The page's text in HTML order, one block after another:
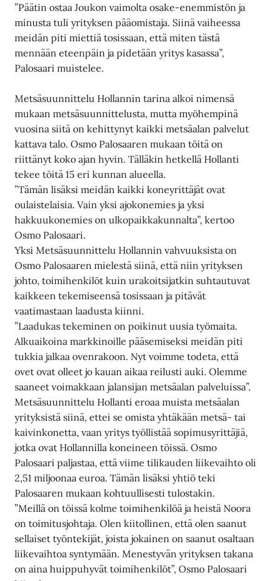
”Päätin ostaa Joukon vaimolta osake-enemmistön ja
minusta tuli yrityksen pääomistaja. Siinä vaiheessa
meidän piti miettiä tosissaan, että miten tästä
mennään eteenpäin ja pidetään yritys kasassa”,
Palosaari muistelee.
Metsäsuunnittelu Hollannin tarina alkoi nimensä
mukaan metsäsuunnittelusta, mutta myöhempinä
vuosina siitä on kehittynyt kaikki metsäalan palvelut
kattava talo. Osmo Palosaaren mukaan töitä on
riittänyt koko ajan hyvin. Tälläkin hetkellä Hollanti
tekee töitä 15 eri kunnan alueella.
”Tämän lisäksi meidän kaikki koneyrittäjät ovat
oulaistelaisia. Vain yksi ajokonemies ja yksi
hakkuukonemies on ulkopaikkakunnalta”, kertoo
Osmo Palosaari.
Yksi Metsäsuunnittelu Hollannin vahvuuksista on
Osmo Palosaaren mielestä siinä, että niin yrityksen
johto, toimihenkilöt kuin urakoitsijatkin suhtautuvat
kaikkeen tekemiseensä tosissaan ja pitävät
vaatimastaan laadusta kiinni.
”Laadukas tekeminen on poikinut uusia työmaita.
Alkuaikoina markkinoille pääsemiseksi meidän piti
tukkia jalkaa ovenrakoon. Nyt voimme todeta, että
ovet ovat olleet jo kauan aikaa reilusti auki. Olemme
saaneet voimakkaan jalansijan metsäalan palveluissa”.
Metsäsuunnittelu Hollanti eroaa muista metsäalan
yrityksistä siinä, ettei se omista yhtäkään metsä- tai
kaivinkonetta, vaan yritys työllistää sopimusyrittäjiä,
jotka ovat Hollannilla koneineen töissä. Osmo
Palosaari paljastaa, että viime tilikauden liikevaihto oli
2,51 miljoonaa euroa. Tämän lisäksi yhtiö teki
Palosaaren mukaan kohtuullisesti tulostakin.
”Meillä on töissä kolme toimihenkilöä ja heistä Noora
on toimitusjohtaja. Olen kiitollinen, että olen saanut
sellaiset työntekijät, joista jokainen on saanut osaltaan
liikevaihtoa syntymään. Menestyvän yrityksen takana
on aina huippuhyvät toimihenkilöt”, Osmo Palosaari